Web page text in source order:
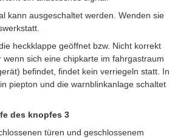
kann ausgeschaltet werden. Wenden sie
heckklappe geöffnet bzw. Nicht korrekt
wenn sich eine chipkarte im fahrgastraum
befindet, findet kein verriegeln statt. In
piepton und die warnblinkanlage schaltet
des knopfes 3
türen und geschlossenem